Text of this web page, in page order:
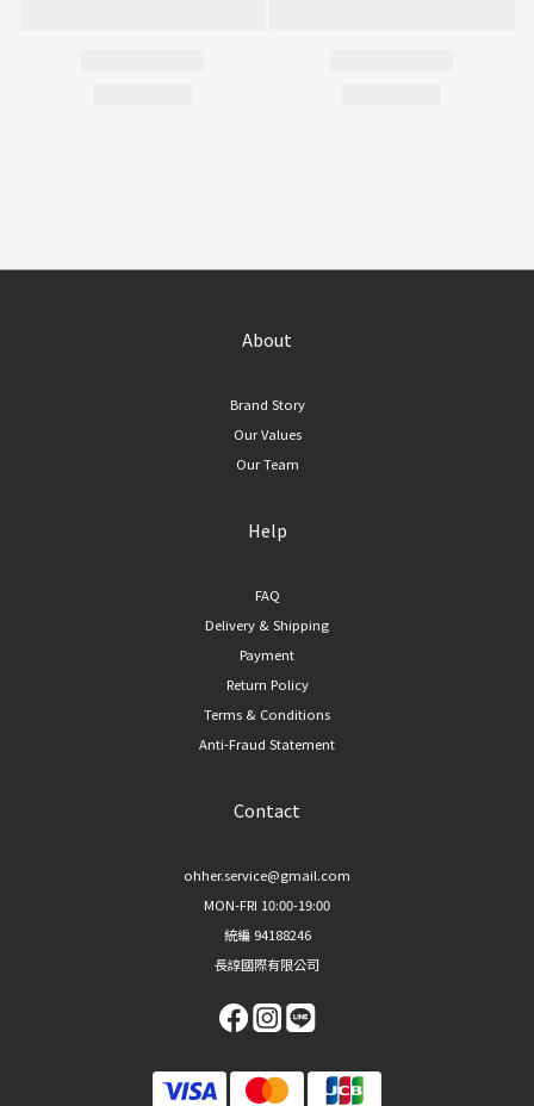
About
Brand Story
Our Values
Our Team
Help
FAQ
Delivery & Shipping
Payment
Return Policy
Terms & Conditions
Anti-Fraud Statement
Contact
ohher.service@gmail.com
MON-FRI 10:00-19:00
統編 94188246
長諄國際有限公司